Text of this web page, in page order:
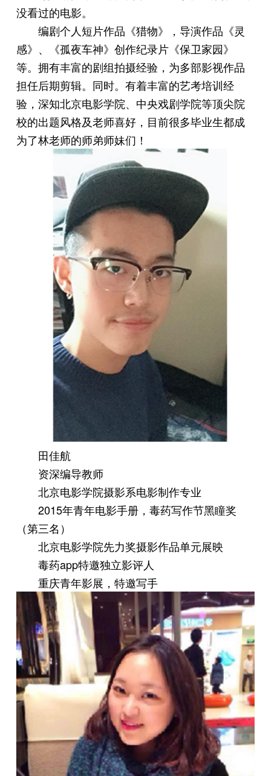
没看过的电影。
编剧个人短片作品《猎物》，导演作品《灵
感》、《孤夜车神》创作纪录片《保卫家园》
等。拥有丰富的剧组拍摄经验，为多部影视作品
担任后期剪辑。同时。有着丰富的艺考培训经
验，深知北京电影学院、中央戏剧学院等顶尖院
校的出题风格及老师喜好，目前很多毕业生都成
为了林老师的师弟师妹们！
田佳航
资深编导教师
北京电影学院摄影系电影制作专业
2015年青年电影手册，毒药写作节黑瞳奖
（第三名）
北京电影学院先力奖摄影作品单元展映
毒药app特邀独立影评人
重庆青年影展，特邀写手